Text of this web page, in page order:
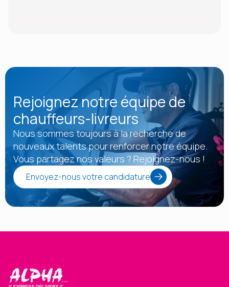
Rejoigneznotre équipede
chauffeurs-livreurs
Nous sommes toujours à la recherche de
nouveaux talents pour renforcer notre équipe.
Vous partagez nos valeurs ? Rejoignez-nous !
Envoyez-nous votre candidature